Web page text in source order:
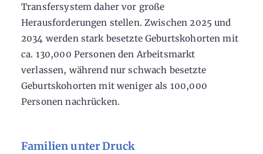
Transfersystem daher vor große
Herausforderungen stellen. Zwischen 2025 und
2034 werden stark besetzte Geburtskohorten mit
ca. 130,000 Personen den Arbeitsmarkt
verlassen, während nur schwach besetzte
Geburtskohorten mit weniger als 100,000
Personen nachrücken.
Familien unter Druck